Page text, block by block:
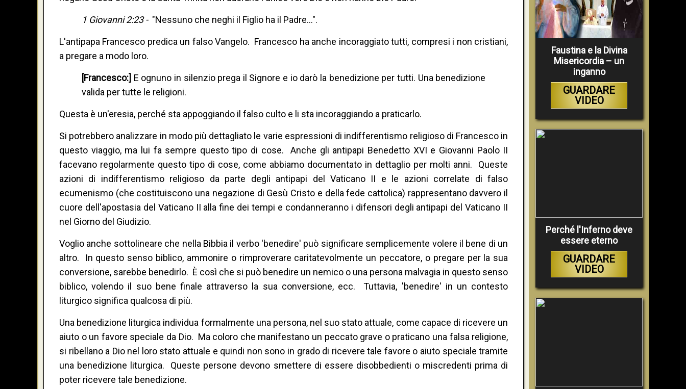
1 Giovanni 2:23 - "Nessuno che neghi il Figlio ha il Padre...".
L'antipapa Francesco predica un falso Vangelo. Francesco ha anche incoraggiato tutti, compresi i non cristiani,
a pregare a modo loro.
[Francesco:] E ognuno in silenzio prega il Signore e io darò la benedizione per tutti. Una benedizione
valida per tutte le religioni.
Questa è un'eresia, perché sta appoggiando il falso culto e li sta incoraggiando a praticarlo.
Si potrebbero analizzare in modo più dettagliato le varie espressioni di indifferentismo religioso di Francesco in
questo viaggio, ma lui fa sempre questo tipo di cose. Anche gli antipapi Benedetto XVI e Giovanni Paolo II
facevano regolarmente questo tipo di cose, come abbiamo documentato in dettaglio per molti anni. Queste
azioni di indifferentismo religioso da parte degli antipapi del Vaticano II e le azioni correlate di falso
ecumenismo (che costituiscono una negazione di Gesù Cristo e della fede cattolica) rappresentano davvero il
cuore dell'apostasia del Vaticano II alla fine dei tempi e condanneranno i difensori degli antipapi del Vaticano II
nel Giorno del Giudizio.
Voglio anche sottolineare che nella Bibbia il verbo 'benedire' può significare semplicemente volere il bene di un
altro. In questo senso biblico, ammonire o rimproverare caritatevolmente un peccatore, o pregare per la sua
conversione, sarebbe benedirlo. È così che si può benedire un nemico o una persona malvagia in questo senso
biblico, volendo il suo bene finale attraverso la sua conversione, ecc. Tuttavia, 'benedire' in un contesto
liturgico significa qualcosa di più.
Una benedizione liturgica individua formalmente una persona, nel suo stato attuale, come capace di ricevere un
aiuto o un favore speciale da Dio. Ma coloro che manifestano un peccato grave o praticano una falsa religione,
si ribellano a Dio nel loro stato attuale e quindi non sono in grado di ricevere tale favore o aiuto speciale tramite
una benedizione liturgica. Queste persone devono smettere di essere disobbedienti o miscredenti prima di
poter ricevere tale benedizione.
Faustina e la Divina
Misericordia – un
inganno
GUARDARE
VIDEO
Perché l'Inferno deve
essere eterno
GUARDARE
VIDEO